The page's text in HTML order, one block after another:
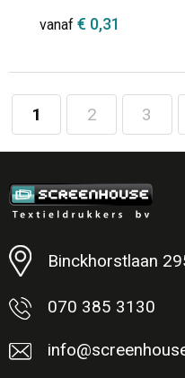
vanaf € 0,31
Minimale
1 2 3
Binckhorstlaan
070 385 3130